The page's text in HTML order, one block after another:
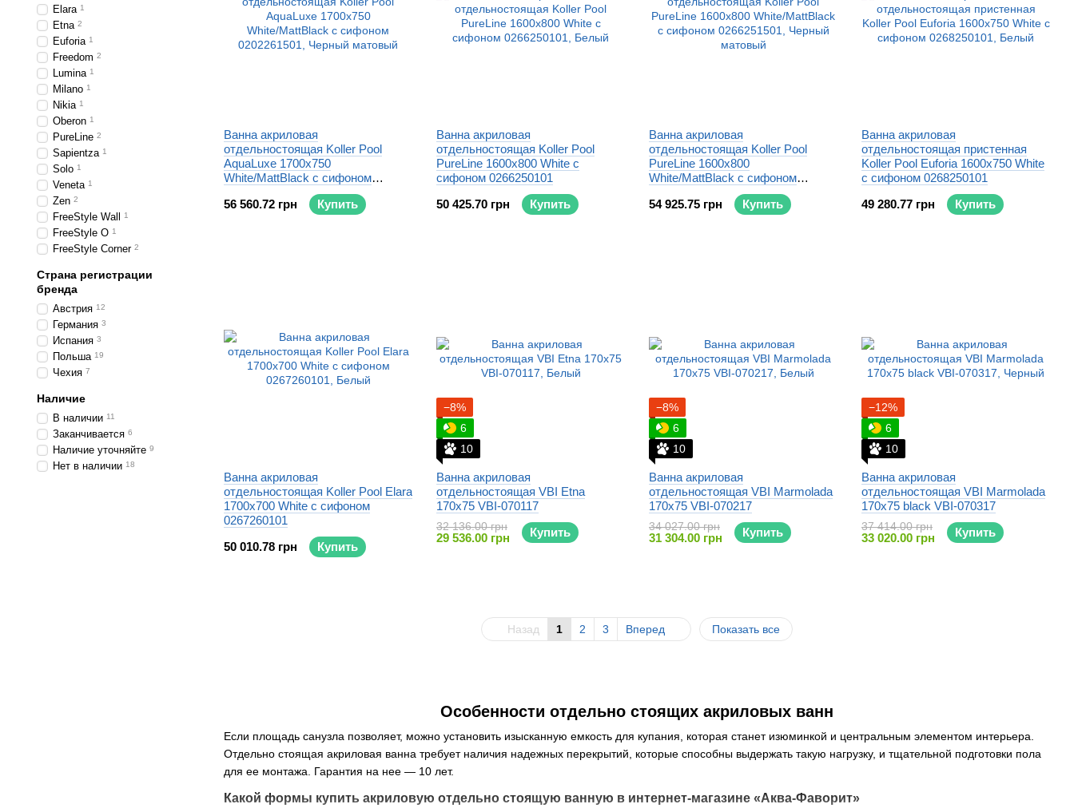
Особенности отдельно стоящих акриловых ванн
Если площадь санузла позволяет, можно установить изысканную емкость для купания, которая станет изюминкой и центральным элементом интерьера.
Отдельно стоящая акриловая ванна требует наличия надежных перекрытий, которые способны выдержать такую нагрузку, и тщательной подготовки пола
для ее монтажа. Гарантия на нее — 10 лет.
Какой формы купить акриловую отдельно стоящую ванную в интернет-магазине «Аква-Фаворит»
Ванна акриловая
отдельностоящая Koller Pool
AquaLuxe 1700x750
White/MattBlack с сифоном
56 560.72 грн
Купить
Ванна акриловая
отдельностоящая Koller Pool
PureLine 1600x800 White с
сифоном 0266250101
50 425.70 грн
Купить
Ванна акриловая
отдельностоящая Koller Pool
PureLine 1600x800
White/MattBlack с сифоном
54 925.75 грн
Купить
Ванна акриловая
отдельностоящая пристенная
Koller Pool Euforia 1600x750 White
с сифоном 0268250101
49 280.77 грн
Купить
Ванна акриловая
отдельностоящая Koller Pool Elara
1700x700 White с сифоном
0267260101
50 010.78 грн
Купить
−8%
6
10
Ванна акриловая
отдельностоящая VBI Etna
170x75 VBI-070117
32 136.00 грн
29 536.00 грн Купить
−8%
6
10
Ванна акриловая
отдельностоящая VBI Marmolada
170x75 VBI-070217
34 027.00 грн
31 304.00 грн Купить
−12%
6
10
Ванна акриловая
отдельностоящая VBI Marmolada
170x75 black VBI-070317
37 414.00 грн
33 020.00 грн Купить
Назад 1 2 3 Вперед Показать все
Elara 1
Etna 2
Euforia 1
Freedom 2
Lumina 1
Milano 1
Nikia 1
Oberon 1
PureLine 2
Sapientza 1
Solo 1
Veneta 1
Zen 2
FreeStyle Wall 1
FreeStyle O 1
FreeStyle Corner 2
Страна регистрации
бренда
Австрия 12
Германия 3
Испания 3
Польша 19
Чехия 7
Наличие
В наличии 11
Заканчивается 6
Наличие уточняйте 9
Нет в наличии 18